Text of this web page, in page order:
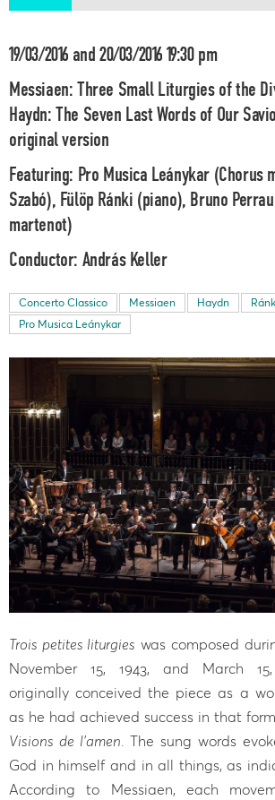
19/03/2016 and 20/03/2016 19:30 pm
Messiaen: Three Small Liturgies of the
Haydn: The Seven Last Words of Our
original version
Featuring: Pro Musica Leánykar (Chorus
Szabó), Fülöp Ránki (piano), Bruno
martenot)
Conductor: András Keller
Concerto Classico Messiaen Haydn
Pro Musica Leánykar
Trois petites liturgies was composed
November 15, 1943, and March
originally conceived the piece as a
as he had achieved success in that
Visions de l'amen. The sung words
God in himself and in all things, as
According to Messiaen, each